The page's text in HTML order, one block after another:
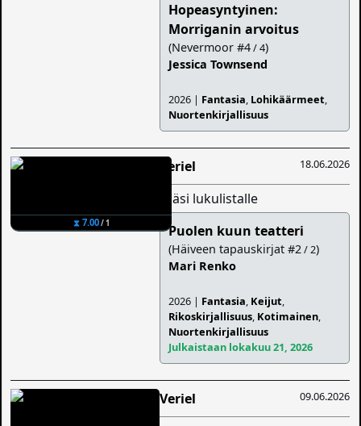
Hopeasyntyinen:
Morriganin arvoitus
(Nevermoor #4/ 4)
Jessica Townsend
2026 | Fantasia, Lohikäärmeet,
Nuortenkirjallisuus
⧗ 7.00/ 1
18.06.2026
Veriel
lisäsi lukulistalle
Puolen kuun teatteri
(Häiveen tapauskirjat #2/ 2)
Mari Renko
2026 | Fantasia, Keijut,
Rikoskirjallisuus, Kotimainen,
Nuortenkirjallisuus
Julkaistaan lokakuu 21, 2026
09.06.2026
Veriel